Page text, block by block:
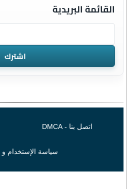
القائمة البريدية
اتصل بنا - DMCA
سياسة الإستخدام